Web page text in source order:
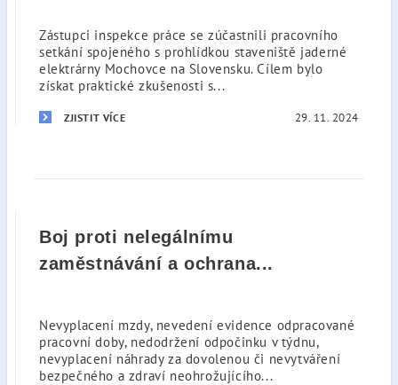
Zástupci inspekce práce se zúčastnili pracovního
setkání spojeného s prohlídkou staveniště jaderné
elektrárny Mochovce na Slovensku. Cílem bylo
získat praktické zkušenosti s...
ZJISTIT VÍCE 29. 11. 2024
Boj proti nelegálnímu
zaměstnávání a ochrana...
Nevyplacení mzdy, nevedení evidence odpracované
pracovní doby, nedodržení odpočinku v týdnu,
nevyplacení náhrady za dovolenou či nevytváření
bezpečného a zdraví neohrožujícího...